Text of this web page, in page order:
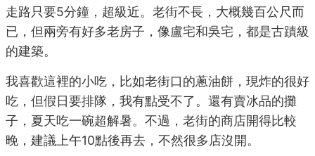
走路只要5分鐘，超級近。老街不長，大概幾百公尺而
已，但兩旁有好多老房子，像盧宅和吳宅，都是古蹟級
的建築。
我喜歡這裡的小吃，比如老街口的蔥油餅，現炸的很好
吃，但假日要排隊，我有點受不了。還有賣冰品的攤
子，夏天吃一碗超解暑。不過，老街的商店開得比較
晚，建議上午10點後再去，不然很多店沒開。